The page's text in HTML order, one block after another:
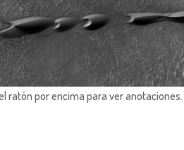
ratón por encima para ver anotaciones.